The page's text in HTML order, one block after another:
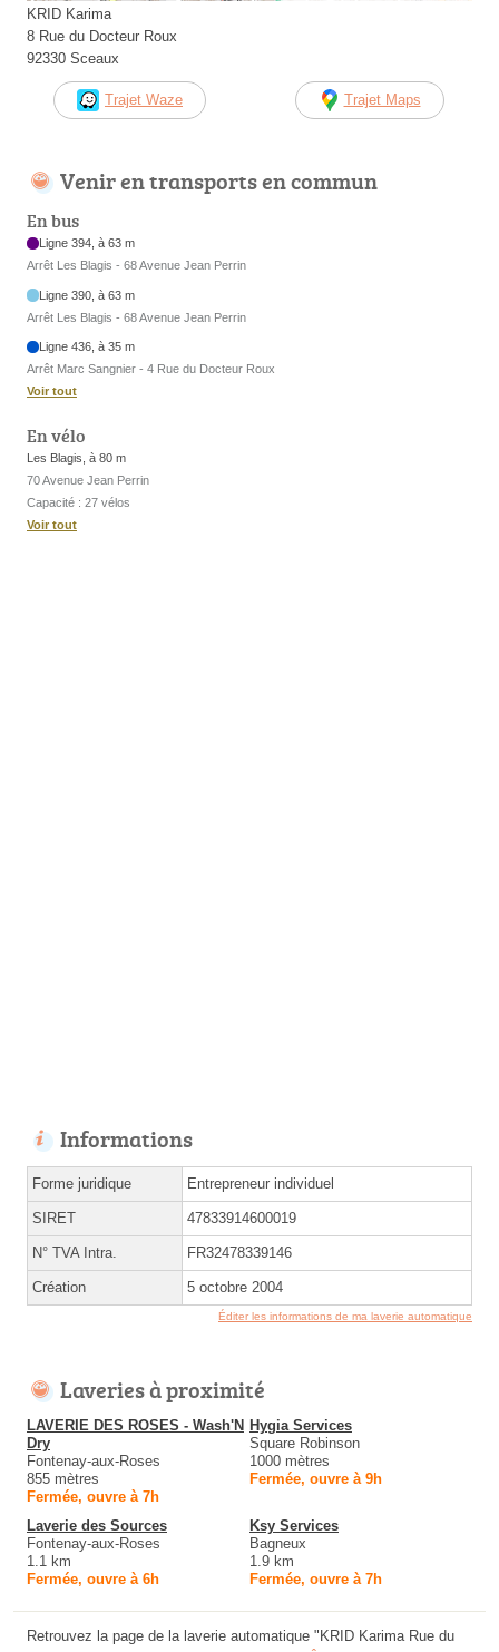
KRID Karima
8 Rue du Docteur Roux
92330 Sceaux
Trajet Waze Trajet Maps
Venir en transports en commun
En bus
Ligne 394, à 63 m
Arrêt Les Blagis - 68 Avenue Jean Perrin
Ligne 390, à 63 m
Arrêt Les Blagis - 68 Avenue Jean Perrin
Ligne 436, à 35 m
Arrêt Marc Sangnier - 4 Rue du Docteur Roux
Voir tout
En vélo
Les Blagis, à 80 m
70 Avenue Jean Perrin
Capacité : 27 vélos
Voir tout
Informations
Forme juridique Entrepreneur individuel
SIRET 47833914600019
N° TVA Intra. FR32478339146
Création 5 octobre 2004
Éditer les informations de ma laverie automatique
Laveries à proximité
LAVERIE DES ROSES - Wash'N
Dry
Fontenay-aux-Roses
855 mètres
Fermée, ouvre à 7h
Hygia Services
Square Robinson
1000 mètres
Fermée, ouvre à 9h
Laverie des Sources
Fontenay-aux-Roses
1.1 km
Fermée, ouvre à 6h
Ksy Services
Bagneux
1.9 km
Fermée, ouvre à 7h
Retrouvez la page de la laverie automatique "KRID Karima Rue du